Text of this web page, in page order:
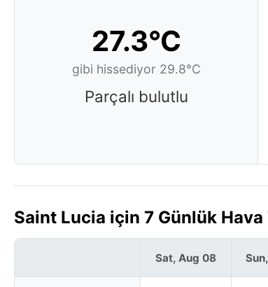
27.3°C
gibi hissediyor 29.8°C
Parçalı bulutlu
Saint Lucia için 7 Günlük
Sat, Aug 08